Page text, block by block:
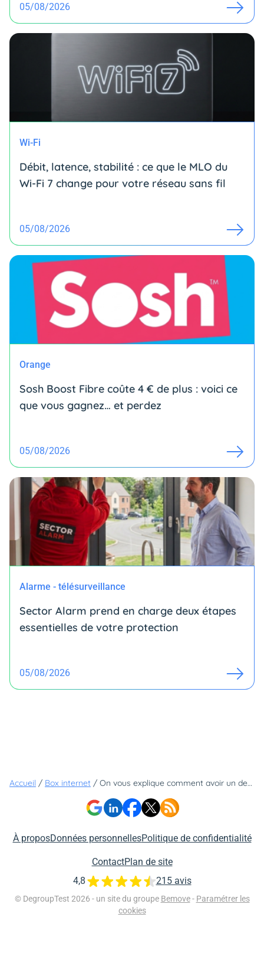
05/08/2026
Wi-Fi
Débit, latence, stabilité : ce que le MLO du
Wi-Fi 7 change pour votre réseau sans fil
05/08/2026
Orange
Sosh Boost Fibre coûte 4 € de plus : voici ce
que vous gagnez… et perdez
05/08/2026
Alarme - télésurveillance
Sector Alarm prend en charge deux étapes
essentielles de votre protection
05/08/2026
Accueil / Box internet / On vous explique comment avoir un deuxième décodeur TV gratuit pour équiper la TV de votre chambre ou de la cuisine
À proposDonnées personnellesPolitique de confidentialité
ContactPlan de site
© DegroupTest 2026 - un site du groupe Bemove - Paramétrer les
cookies
4,8 215 avis